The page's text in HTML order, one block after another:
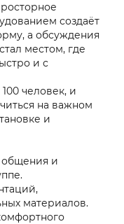
создаёт
а обсуждения
местом, где
и с
человек, и
на важном
и
и
материалов.